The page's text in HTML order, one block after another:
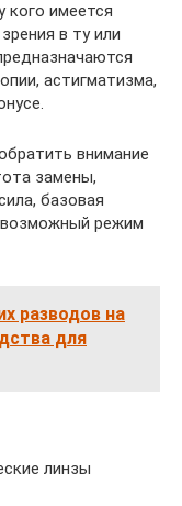
кого имеется
в ту или
астигматизма,
внимание
замены,
базовая
возможный режим
разводов на
для
линзы